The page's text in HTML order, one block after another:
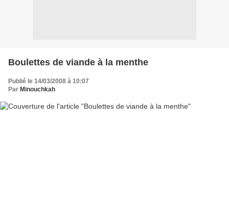
Boulettes de viande à la menthe
Publié le 14/03/2008 à 10:07
Par Minouchkah